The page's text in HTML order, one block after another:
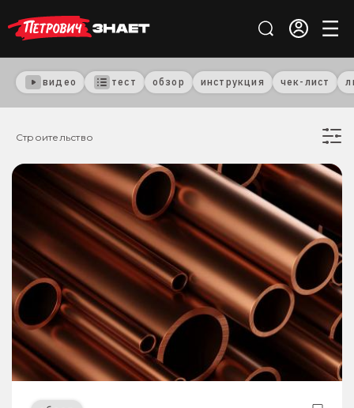
видео тест обзор инструкция чек-лист
Строительство